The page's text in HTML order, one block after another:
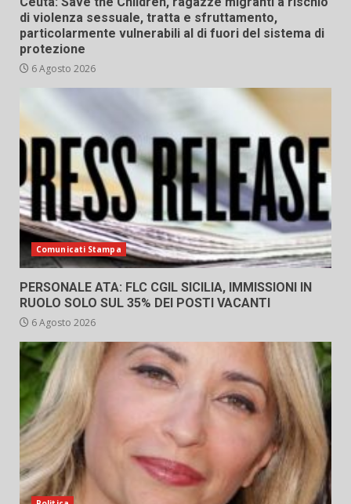
di violenza sessuale, tratta e sfruttamento,
particolarmente vulnerabili al di fuori del sistema di
protezione
6 Agosto 2026
Comunicati Stampa
PERSONALE ATA: FLC CGIL SICILIA, IMMISSIONI IN
RUOLO SOLO SUL 35% DEI POSTI VACANTI
6 Agosto 2026